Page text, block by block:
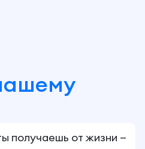
получаешь от жизни —